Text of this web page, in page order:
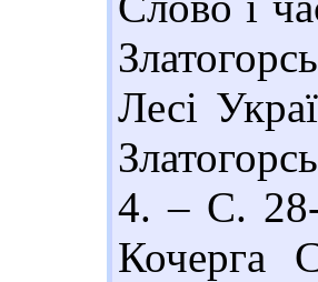
Лесі
4. – С. 28-
Кочерга